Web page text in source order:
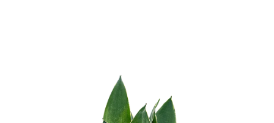
INTERIÉROVÉ DEKORÁCIE